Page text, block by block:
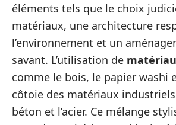
éléments tels que le choix
matériaux, une architecture
l’environnement et un
savant. L’utilisation de
comme le bois, le papier washi
côtoie des matériaux
béton et l’acier. Ce mélange